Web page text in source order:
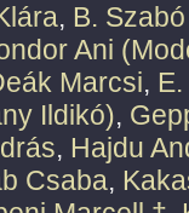
, B.
Ani
Marcsi,
Ildikó),
, Hajdu
Csaba,